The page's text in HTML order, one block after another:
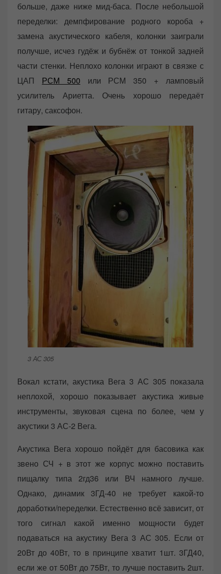
больше, даже ниже мид-баса. После небольшой
переделки: демпфирование родного короба +
замена акустического кабеля, колонки заиграли
получше, исчез гудёж и бубнёж от тонкой задней
части стенки. Неплохо колонки играют в связке с
ЦАП РСМ 500 или РСМ 350 + ламповый
усилитель Ариетта. Очень хорошо передаёт
гитару, саксофон.
3 АС 305
Вокал кстати, акустика Вега 3 АС 305 показала
неплохой, хорошо показывает акустика живые
инструменты, звуковая сцена по более, чем у
акустики 3 АС-2 Вега.
Акустика Вега хорошо пойдёт для басовика как
звено СЧ + в этот же корпус можно поставить
пищалку типа 2гд36 или ВЧ намного лучше.
Однако, динамик 3ГД-40 не требует какой-то
доработки/переделки. Естественно всё зависит, от
того сигнал какой именно мощности будет
подаваться на акустику Вега 3 АС 305. Если от
20Вт до 40Вт, то в принципе хватит 1шт. 3ГД40,
если же от 50Вт до 75Вт, то лучше поставить 2шт.